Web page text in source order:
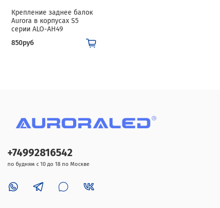
Крепление заднее балок
Aurora в корпусах S5
серии ALO-AH49
850руб
+74992816542
по будням с 10 до 18 по Москве